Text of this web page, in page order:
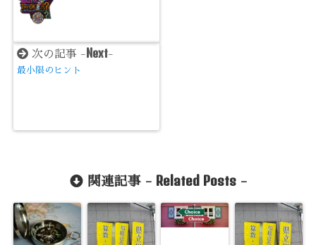
次の記事 -Next-
最小限のヒント
関連記事 - Related Posts-